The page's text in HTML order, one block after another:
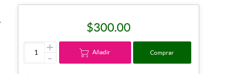
$300.00
+
- Añadir Comprar